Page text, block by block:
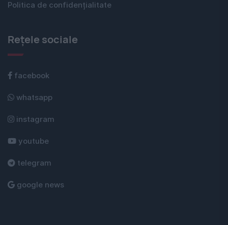
Politica de confidențialitate
Rețele sociale
facebook
whatsapp
instagram
youtube
telegram
google news